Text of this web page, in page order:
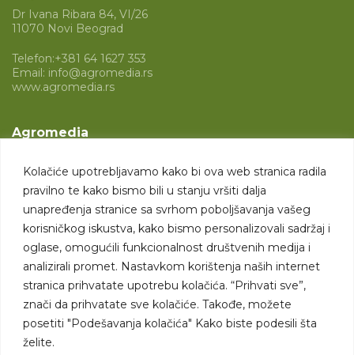
Kolačiće upotrebljavamo kako bi ova web stranica radila
pravilno te kako bismo bili u stanju vršiti dalja
unapređenja stranice sa svrhom poboljšavanja vašeg
korisničkog iskustva, kako bismo personalizovali sadržaj i
oglase, omogućili funkcionalnost društvenih medija i
analizirali promet. Nastavkom korištenja naših internet
stranica prihvatate upotrebu kolačića. “Prihvati sve”,
znači da prihvatate sve kolačiće. Takođe, možete
posetiti "Podešavanja kolačića" Kako biste podesili šta
želite.
Dr Ivana Ribara 84, VI/26
11070 Novi Beograd
Telefon:+381 64 1627 353
Email: info@agromedia.rs
www.agromedia.rs
Agromedia
Svet poljoprivrede
Marketing usluge
Tražimo saradnike
Kontakt